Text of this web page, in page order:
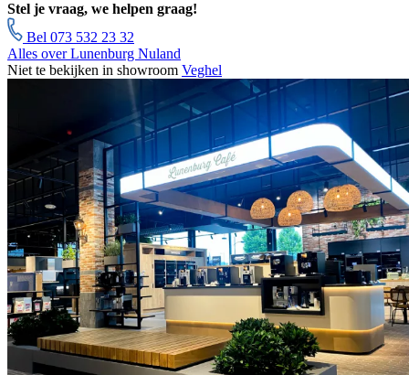
Stel je vraag, we helpen graag!
Bel 073 532 23 32
Alles over Lunenburg Nuland
Niet te bekijken in showroom Veghel